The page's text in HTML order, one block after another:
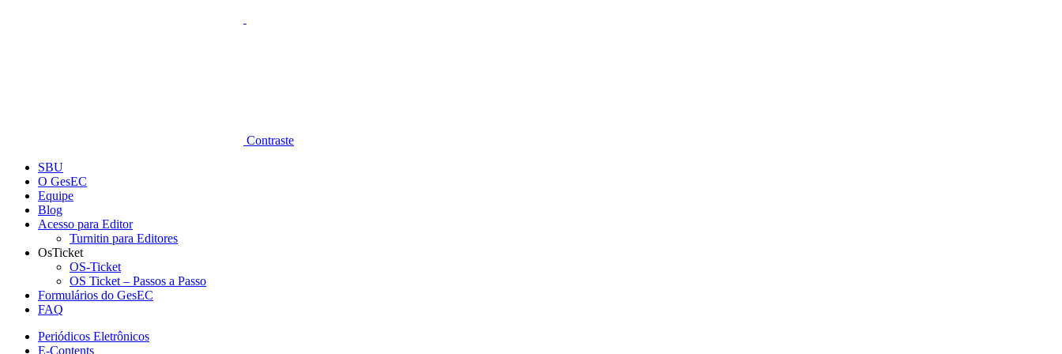
Contraste
SBU
O GesEC
Equipe
Blog
Acesso para Editor
Turnitin para Editores
OsTicket
OS-Ticket
OS Ticket – Passos a Passo
Formulários do GesEC
FAQ
Periódicos Eletrônicos
E-Contents